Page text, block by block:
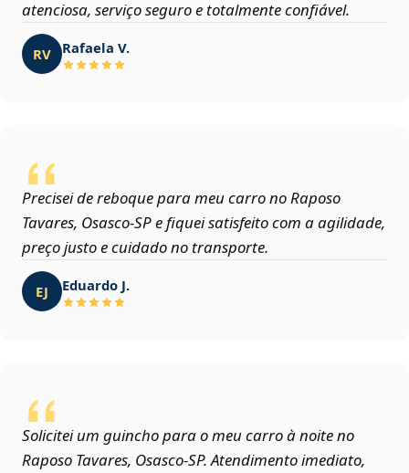
atenciosa, serviço seguro e totalmente confiável.
RV Rafaela V.
Precisei de reboque para meu carro no Raposo
Tavares, Osasco‑SP e fiquei satisfeito com a agilidade,
preço justo e cuidado no transporte.
EJ Eduardo J.
Solicitei um guincho para o meu carro à noite no
Raposo Tavares, Osasco‑SP. Atendimento imediato,